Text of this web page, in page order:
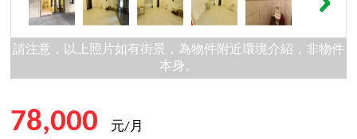
請注意，以上照片如有街景，為物件附近環境介紹，非物件
本身。
78,000
元/月